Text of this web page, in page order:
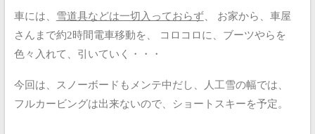
車には、 雪道具などは一切入っておらず、
お家から、車屋
さんまで約2時間電車移動を、
コロコロに、ブーツやらを
色々入れて、引いていく・・・
今回は、スノーボードもメンテ中だし、人工雪の幅では、
フルカービングは出来ないので、ショートスキーを予定。